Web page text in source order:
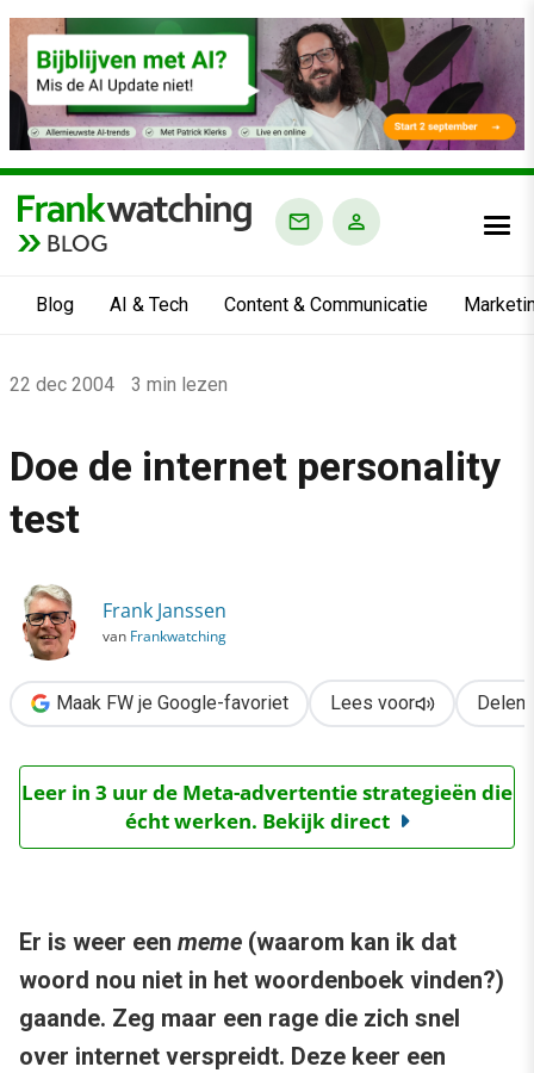
BLOG
Blog AI & Tech Content & Communicatie
›
›
Alle artikelen
Doe de internet personality test
22 dec 2004 3 min lezen
Doe de internet personality
test
Frank Janssen
van Frankwatching
Maak FW je Google-favoriet Lees voor Delen
Leer in 3 uur de Meta-advertentie strategieën die
écht werken. Bekijk direct
Er is weer een meme (waarom kan ik dat
woord nou niet in het woordenboek vinden?)
gaande. Zeg maar een rage die zich snel
over internet verspreidt. Deze keer een